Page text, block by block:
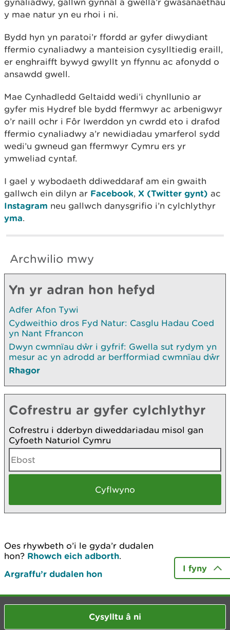
y mae natur yn eu rhoi i ni.
Bydd hyn yn paratoi’r ffordd ar gyfer diwydiant
ffermio cynaliadwy a manteision cysylltiedig eraill,
er enghraifft bywyd gwyllt yn ffynnu ac afonydd o
ansawdd gwell.
Mae Cynhadledd Geltaidd wedi’i chynllunio ar
gyfer mis Hydref ble bydd ffermwyr ac arbenigwyr
o’r naill ochr i Fôr Iwerddon yn cwrdd eto i drafod
ffermio cynaliadwy a’r newidiadau ymarferol sydd
wedi’u gwneud gan ffermwyr Cymru ers yr
ymweliad cyntaf.
I gael y wybodaeth ddiweddaraf am ein gwaith
gallwch ein dilyn ar Facebook, X (Twitter gynt) ac
Instagram neu gallwch danysgrifio i’n cylchlythyr
yma.
Archwilio mwy
Yn yr adran hon hefyd
Adfer Afon Tywi
Cydweithio dros Fyd Natur: Casglu Hadau Coed
yn Nant Ffrancon
Dwyn cwmnïau dŵr i gyfrif: Gwella sut rydym yn
mesur ac yn adrodd ar berfformiad cwmnïau dŵr
Rhagor
Cofrestru ar gyfer cylchlythyr
Cofrestru i dderbyn diweddariadau misol gan
Cyfoeth Naturiol Cymru
Oes rhywbeth o’i le gyda’r dudalen
hon? Rhowch eich adborth.
Argraffu’r dudalen hon
I fyny
Cysylltu â ni